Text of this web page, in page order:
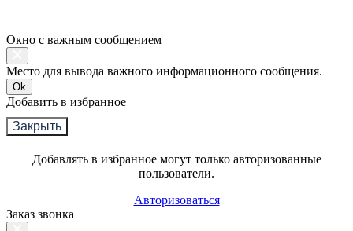
Окно с важным сообщением
Место для вывода важного информационного сообщения.
Ok
Добавить в избранное
Закрыть
Добавлять в избранное могут только авторизованные
пользователи.
Авторизоваться
Заказ звонка